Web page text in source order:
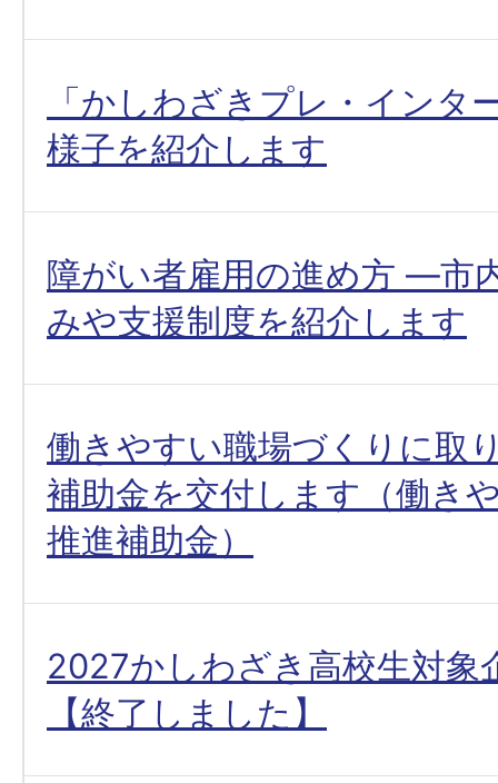
「かしわざきプレ・インタ
様子を紹介します
障がい者雇用の進め方 ―市
みや支援制度を紹介します
働きやすい職場づくりに取
補助金を交付します（働き
推進補助金）
2027かしわざき高校生対象
【終了しました】